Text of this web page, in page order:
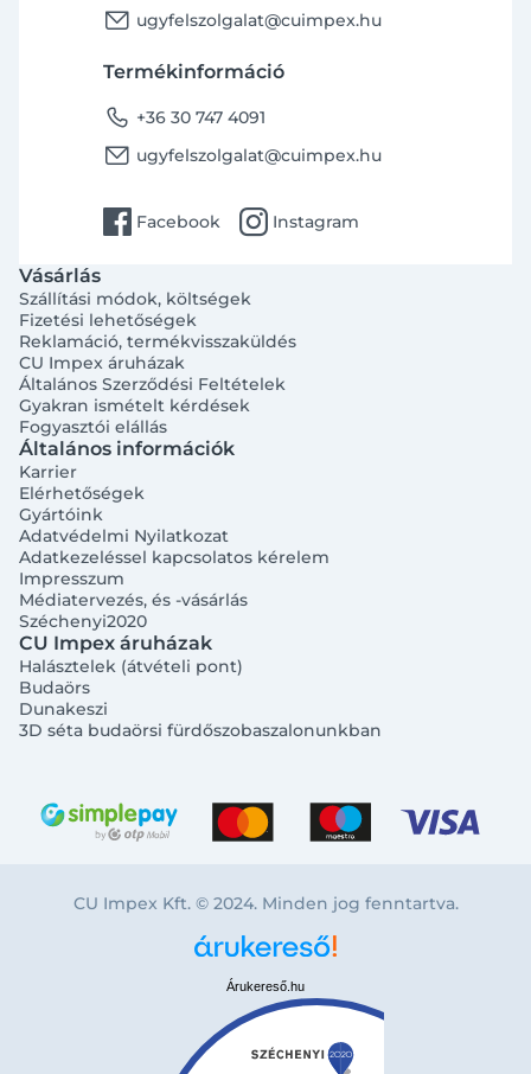
email ugyfelszolgalat@cuimpex.hu
Termékinformáció
phone +36 30 747 4091
email ugyfelszolgalat@cuimpex.hu
facebook Facebook instagram Instagram
Vásárlás
Szállítási módok, költségek
Fizetési lehetőségek
Reklamáció, termékvisszaküldés
CU Impex áruházak
Általános Szerződési Feltételek
Gyakran ismételt kérdések
Fogyasztói elállás
Általános információk
Karrier
Elérhetőségek
Gyártóink
Adatvédelmi Nyilatkozat
Adatkezeléssel kapcsolatos kérelem
Impresszum
Médiatervezés, és -vásárlás
Széchenyi2020
CU Impex áruházak
Halásztelek (átvételi pont)
Budaörs
Dunakeszi
3D séta budaörsi fürdőszobaszalonunkban
CU Impex Kft. © 2024. Minden jog fenntartva.
Árukereső.hu